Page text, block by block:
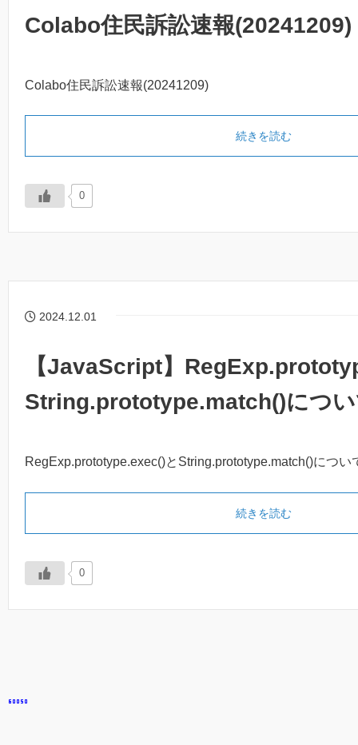
Colabo住民訴訟速報(20241209)
Colabo住民訴訟速報(20241209)
続きを読む
0
2024.12.01
【JavaScript】
String.prototype.match()につ
RegExp.prototype.exec()とString.prototype.match()につい
続きを読む
0